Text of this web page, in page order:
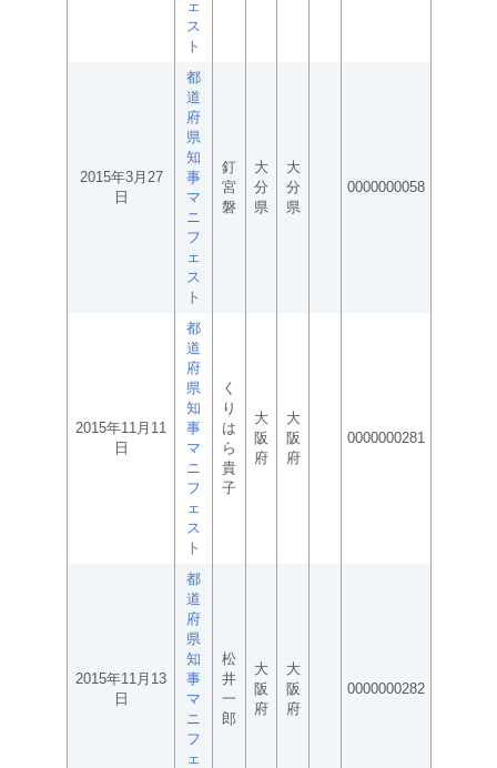
ェ
ス
ト
2015年3月27
日
都
道
府
県
知
事
マ
ニ
フ
ェ
ス
ト
釘
宮
磐
大
分
県
大
分
県
0000000058
2015年11月11
日
都
道
府
県
知
事
マ
ニ
フ
ェ
ス
ト
く
り
は
ら
貴
子
大
阪
府
大
阪
府
0000000281
2015年11月13
日
都
道
府
県
知
事
マ
ニ
フ
ェ
松
井
一
郎
大
阪
府
大
阪
府
0000000282